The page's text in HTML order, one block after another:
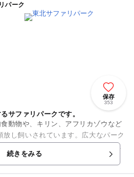
パーク
保存
353
サファリパークです。
動物や、キリン、アフリカゾウなど
し飼いされています。広大なパーク
ます。珍しいホワイトライオンもお
...続きをみる